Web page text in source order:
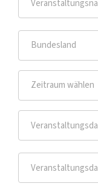
Bundesland
Zeitraum wählen